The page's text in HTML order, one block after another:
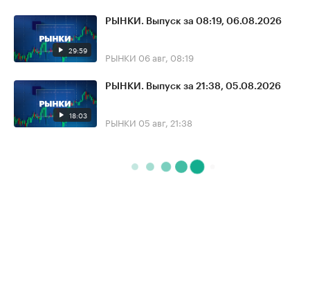
29:59
РЫНКИ. Выпуск за 08:19, 06.08.2026
РЫНКИ 06 авг, 08:19
18:03
РЫНКИ. Выпуск за 21:38, 05.08.2026
РЫНКИ 05 авг, 21:38